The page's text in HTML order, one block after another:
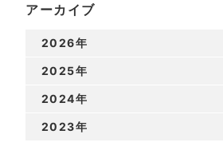
アーカイブ
2026年
2025年
2024年
2023年